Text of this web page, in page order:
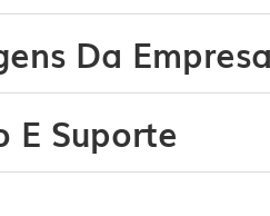
Da Empresa
E Suporte